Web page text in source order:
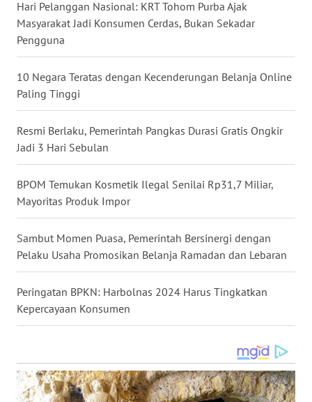
Hari Pelanggan Nasional: KRT Tohom Purba Ajak
Masyarakat Jadi Konsumen Cerdas, Bukan Sekadar
Pengguna
10 Negara Teratas dengan Kecenderungan Belanja Online
Paling Tinggi
Resmi Berlaku, Pemerintah Pangkas Durasi Gratis Ongkir
Jadi 3 Hari Sebulan
BPOM Temukan Kosmetik Ilegal Senilai Rp31,7 Miliar,
Mayoritas Produk Impor
Sambut Momen Puasa, Pemerintah Bersinergi dengan
Pelaku Usaha Promosikan Belanja Ramadan dan Lebaran
Peringatan BPKN: Harbolnas 2024 Harus Tingkatkan
Kepercayaan Konsumen
NUSANTARA
WN
JOGJA
WN
JATIM
WN
BALI
WN
KALBAR
WN
KALTENG
WN